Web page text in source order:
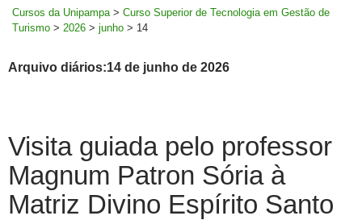
Cursos da Unipampa > Curso Superior de Tecnologia em Gestão de
Turismo > 2026 > junho > 14
Arquivo diários:14 de junho de 2026
Visita guiada pelo professor
Magnum Patron Sória à
Matriz Divino Espírito Santo